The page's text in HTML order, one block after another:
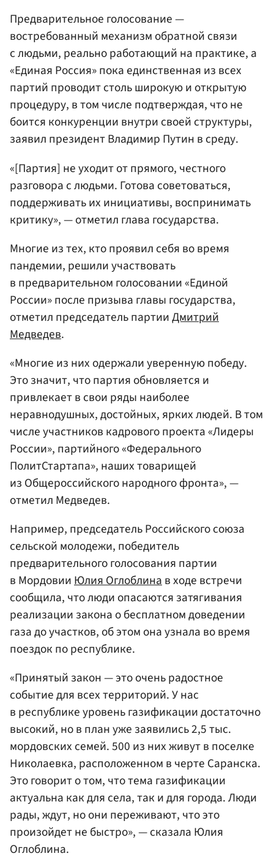
Предварительное голосование —
востребованный механизм обратной связи
с людьми, реально работающий на практике, а
«Единая Россия» пока единственная из всех
партий проводит столь широкую и открытую
процедуру, в том числе подтверждая, что не
боится конкуренции внутри своей структуры,
заявил президент Владимир Путин в среду.
«[Партия] не уходит от прямого, честного
разговора с людьми. Готова советоваться,
поддерживать их инициативы, воспринимать
критику», — отметил глава государства.
Многие из тех, кто проявил себя во время
пандемии, решили участвовать
в предварительном голосовании «Единой
России» после призыва главы государства,
отметил председатель партииДмитрий
Медведев.
«Многие из них одержали уверенную победу.
Это значит, что партия обновляется и
привлекает в свои ряды наиболее
неравнодушных, достойных, ярких людей. В том
числе участников кадрового проекта «Лидеры
России», партийного «Федерального
ПолитСтартапа», наших товарищей
из Общероссийского народного фронта», —
отметил Медведев.
Например, председатель Российского союза
сельской молодежи, победитель
предварительного голосования партии
в МордовииЮлия Оглоблинав ходе встречи
сообщила, что люди опасаются затягивания
реализации закона о бесплатном доведении
газа до участков, об этом она узнала во время
поездок по республике.
«Принятый закон — это очень радостное
событие для всех территорий. У нас
в республике уровень газификации достаточно
высокий, но в план уже заявились 2,5 тыс.
мордовских семей. 500 из них живут в поселке
Николаевка, расположенном в черте Саранска.
Это говорит о том, что тема газификации
актуальна как для села, так и для города. Люди
рады, ждут, но они переживают, что это
произойдет не быстро», — сказала Юлия
Оглоблина.